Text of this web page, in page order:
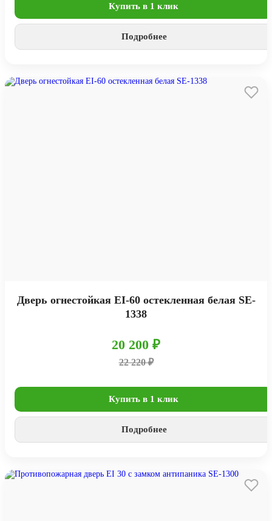
Купить в 1 клик
Подробнее
Дверь огнестойкая EI-60 остекленная белая SE-
1338
20 200 ₽
22 220 ₽
Купить в 1 клик
Подробнее